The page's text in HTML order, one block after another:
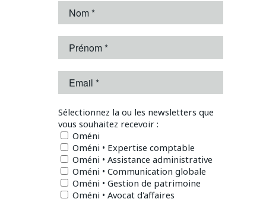
Sélectionnez la ou les newsletters que
vous souhaitez recevoir :
Oméni
Oméni • Expertise comptable
Oméni • Assistance administrative
Oméni • Communication globale
Oméni • Gestion de patrimoine
Oméni • Avocat d'affaires